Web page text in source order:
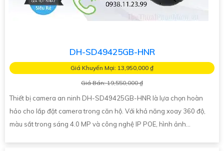
DH-SD49425GB-HNR
Giá Khuyến Mại: 13,950,000 ₫
Giá Bán: 19,550,000 ₫
Thiết bị camera an ninh DH-SD49425GB-HNR là lựa chọn hoàn
hảo cho lắp đặt camera trong căn hộ. Với khả năng xoay 360 độ,
màu sắt trong sáng 4.0 MP và công nghệ IP POE, hình ảnh...